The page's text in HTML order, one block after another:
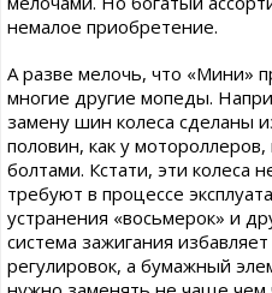
немалое приобретение.
А разве мелочь, что «Мини»
многие другие мопеды.
замену шин колеса сделаны
половин, как у
болтами. Кстати, эти колеса
требуют в процессе
устранения «восьмерок» и
система зажигания
регулировок, а бумажный